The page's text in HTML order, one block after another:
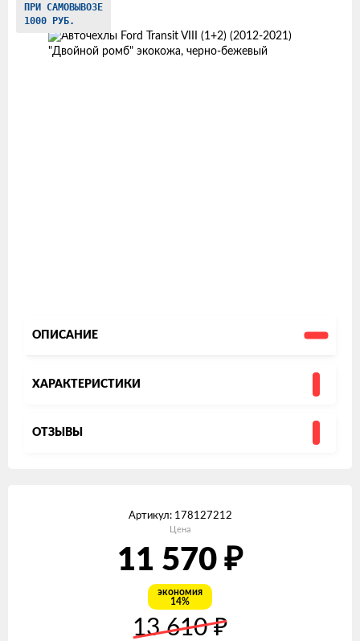
товаров
ПРИ САМОВЫВОЗЕ
1000 РУБ.
ОПИСАНИЕ
ХАРАКТЕРИСТИКИ
ОТЗЫВЫ
Артикул: 178127212
Цена
11 570 ₽
экономия
14%
13 610₽